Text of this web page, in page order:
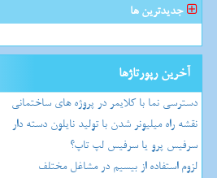
جدیدترین ها
آخرین رپورتاژها
دسترسی نما با کلایمر در پروژه های ساختمانی
نقشه راه میلیونر شدن با تولید نایلون دسته دار
سرفیس پرو یا سرفیس لپ تاپ؟
لزوم استفاده از بیسیم در مشاغل مختلف